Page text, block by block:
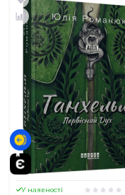
У наявності